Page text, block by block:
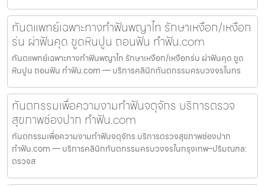
ทันตแพทย์เฉพาะทางทำฟันพญาไท รักษาเหงือก/เหงือก
ร่น ผ่าฟันคุด ขูดหินปูน ถอนฟัน ทำฟัน.com
ทันตแพทย์เฉพาะทางทำฟันพญาไท รักษาเหงือก/เหงือกร่น ผ่าฟันคุด ขูด
หินปูน ถอนฟัน ทำฟัน.com — บริการคลินิกทันตกรรมครบวงจรในกร
ทันตกรรมเพื่อความงามทำฟันจตุจักร บริการตรวจ
สุขภาพช่องปาก ทำฟัน.com
ทันตกรรมเพื่อความงามทำฟันจตุจักร บริการตรวจสุขภาพช่องปาก
ทำฟัน.com — บริการคลินิกทันตกรรมครบวงจรในกรุงเทพ–ปริมณฑล:
ตรวจส